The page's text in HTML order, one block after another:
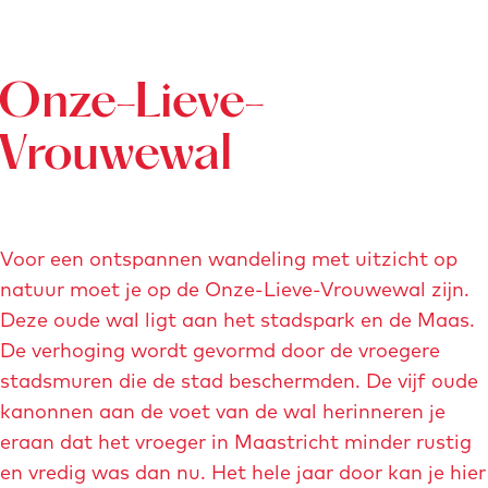
e
r
g
e
a
f
b
e
e
l
Lieve-
Voor een ontspannen wandeling met uitzicht op
natuur moet je op de Onze-Lieve-Vrouwewal zijn.
Deze oude wal ligt aan het stadspark en de Maas.
De verhoging wordt gevormd door de vroegere
stadsmuren die de stad beschermden. De vijf oude
kanonnen aan de voet van de wal herinneren je
eraan dat het vroeger in Maastricht minder rustig
en vredig was dan nu. Het hele jaar door kan je hier